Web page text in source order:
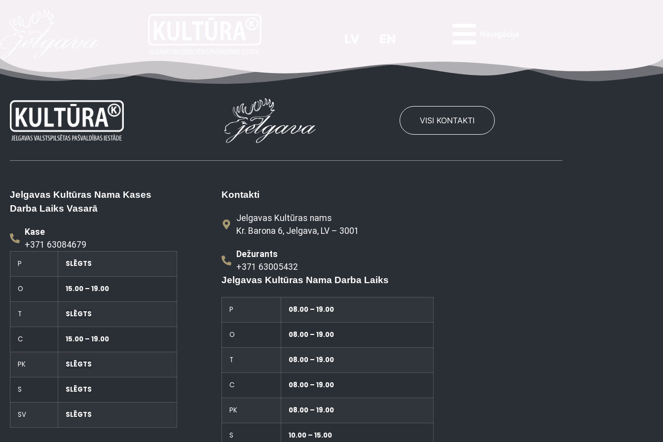
VISI KONTAKTI
Jelgavas Kultūras Nama Kases
Darba Laiks Vasarā
Kase
+371 63084679
P SLĒGTS
O 15.00 – 19.00
T SLĒGTS
C 15.00 – 19.00
PK SLĒGTS
S SLĒGTS
SV SLĒGTS
Kontakti
Jelgavas Kultūras nams
Kr. Barona 6, Jelgava, LV – 3001
Dežurants
+371 63005432
Jelgavas Kultūras Nama Darba Laiks
P 08.00 – 19.00
O 08.00 – 19.00
T 08.00 – 19.00
C 08.00 – 19.00
PK 08.00 – 19.00
S 10.00 – 15.00